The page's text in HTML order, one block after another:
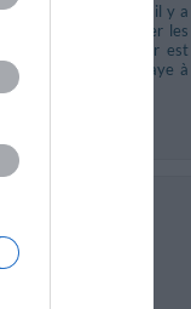
cet hôtel puisque il y a
je devais préparer les
Le petit déjeuner est
Depuis quand on paye à
plaisir le client.